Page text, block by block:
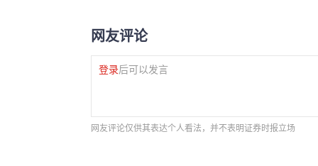
网友评论
登录后可以发言
网友评论仅供其表达个人看法，并不表明证券时报立场